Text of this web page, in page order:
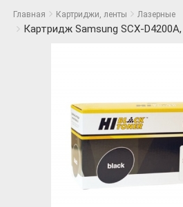
Главная Картриджи, ленты Лазерные
Картридж Samsung SCX-